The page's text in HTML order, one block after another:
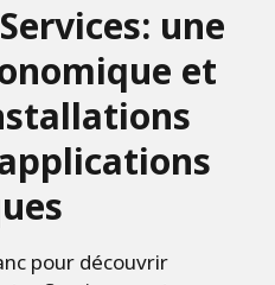
une
et
pour découvrir